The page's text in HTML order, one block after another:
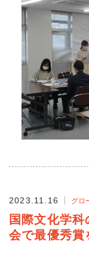
2023.11.16 グロ
国際文化学
会で最優秀賞